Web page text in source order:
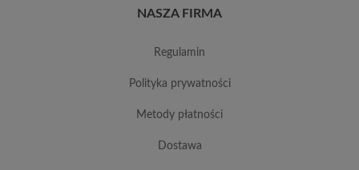
NASZA FIRMA
regulamin
polityka prywatności
metody płatności
dostawa